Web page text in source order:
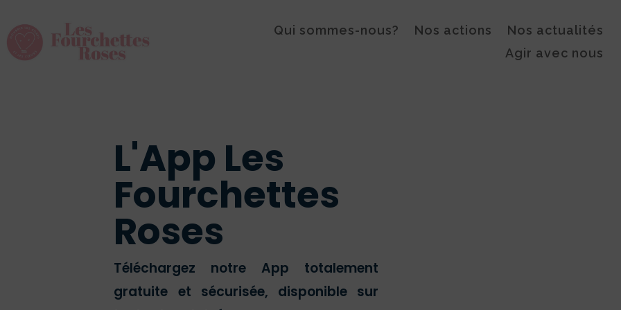
Qui sommes-nous? Nos actions
Nos actualités
Agir avec nous
L'App Les
Fourchettes
Roses
Téléchargez notre App totalement
gratuite et sécurisée, disponible sur